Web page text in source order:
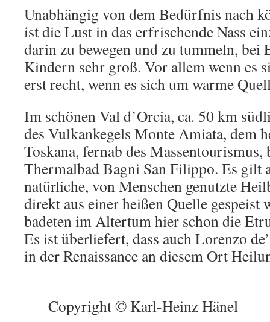
Unabhängig von dem Bedürfnis nach
ist die Lust in das erfrischende Nass
darin zu bewegen und zu tummeln, bei
Kindern sehr groß. Vor allem wenn es
erst recht, wenn es sich um warme
Im schönen Val d’Orcia, ca. 50 km
des Vulkankegels Monte Amiata, dem
Toskana, fernab des
Thermalbad Bagni San Filippo. Es gilt
natürliche, von Menschen genutzte
direkt aus einer heißen Quelle
badeten im Altertum hier schon die
Es ist überliefert, dass auch Lorenzo
in der Renaissance an diesem Ort
Copyright © Karl-Heinz Hänel